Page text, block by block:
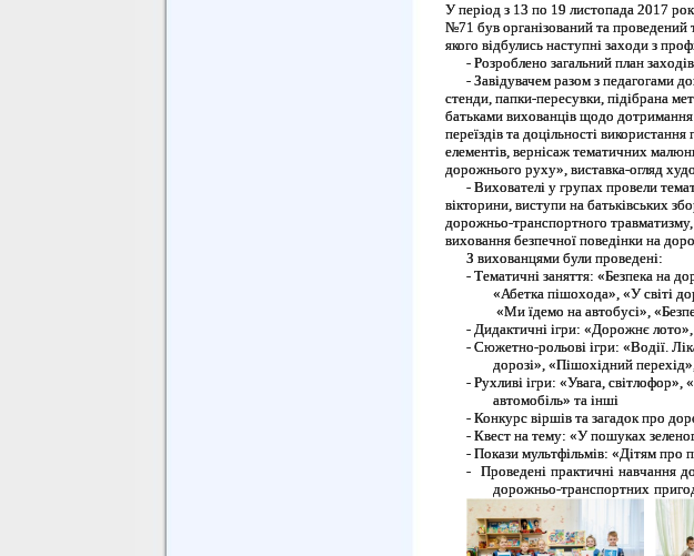
У період з 13 по 19 листопада 2017
№71 був організований та проведений
якого відбулись наступні заходи з
- Розроблено загальний план
- Завідувачем разом з педагогами
стенди, папки-пересувки, підібрана
батьками вихованців щодо
переїздів та доцільності
елементів, вернісаж тематичних
дорожнього руху», виставка-огляд
- Вихователі у групах провели
вікторини, виступи на батьківських
дорожньо-транспортного
виховання безпечної поведінки на
З вихованцями були проведені:
- Тематичні заняття: «Безпека на
«Абетка пішохода», «У світі
«Ми їдемо на автобусі»,
- Дидактичні ігри: «Дорожнє
- Сюжетно-рольові ігри: «Водії.
дорозі», «Пішохідний
- Рухливі ігри: «Увага,
автомобіль» та інші
- Конкурс віршів та загадок про
- Квест на тему: «У пошуках
- Покази мультфільмів: «Дітям про
- Проведені практичні навчання
дорожньо-транспортних